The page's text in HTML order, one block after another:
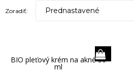
Zoradiť: Prednastavené
BIO pleťový krém na akné 50
ml